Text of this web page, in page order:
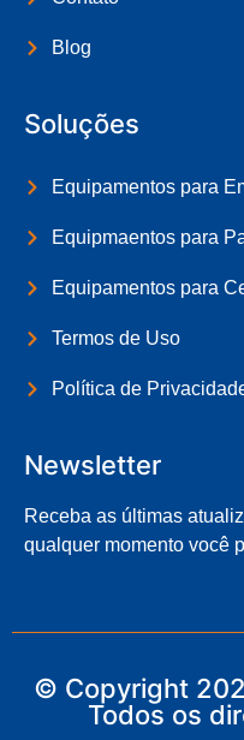
Blog
Soluções
Equipamentos para
Equipmaentos para
Equipamentos para
Termos de Uso
Política de
Newsletter
Receba as últimas
qualquer momento você
© Copyright
Todos os